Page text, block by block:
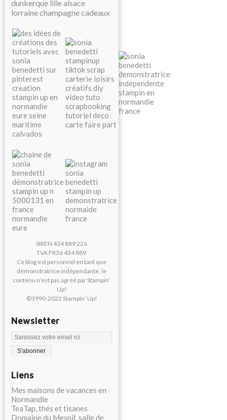
SIREN 434 889 226
TVA FR36 434 889
Ce blog est personnel en tant que
démonstratrice indépendante, le
contenu n’est pas agréé par Stampin’
Up!
©1990-2022 Stampin’ Up!
Newsletter
Liens
Mes maisons de vacances en
Normandie
TeaTap, thés et tisanes
Domaine du Mesnil, salle de